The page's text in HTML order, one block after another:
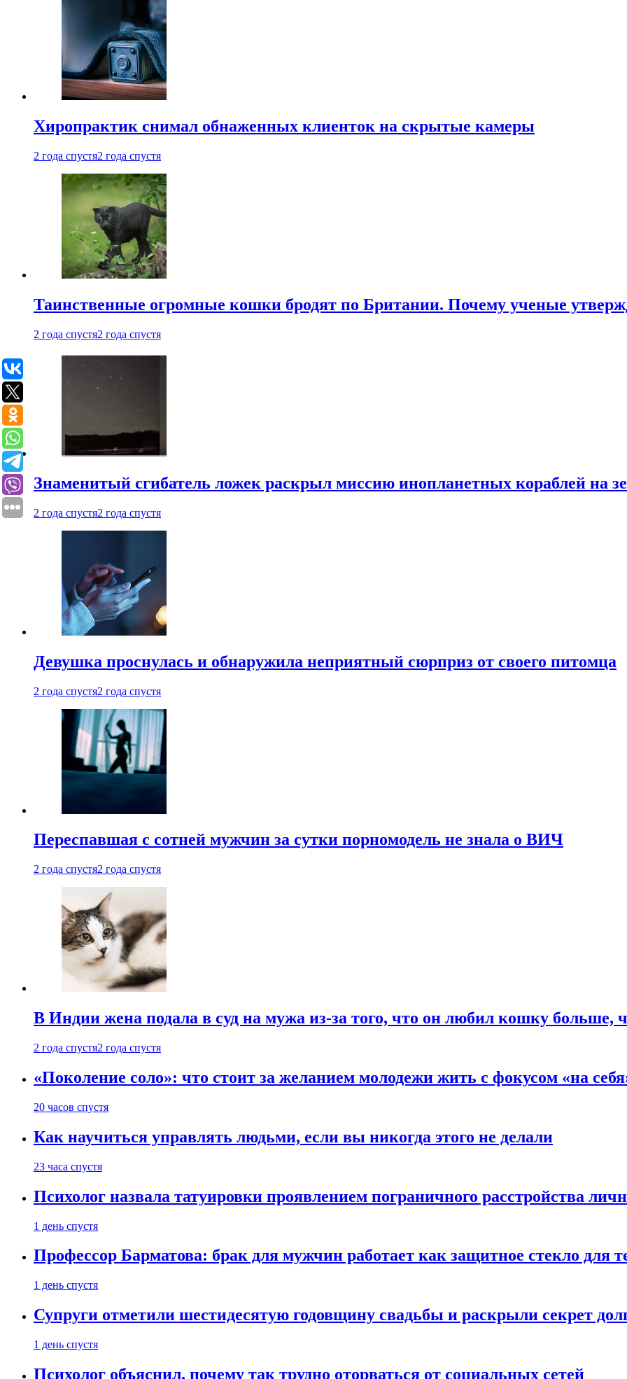
Хиропрактик снимал обнаженных клиенток на скрытые камеры
2 года спустя2 года спустя
Таинственные огромные кошки бродят по Британии. Почему ученые
2 года спустя2 года спустя
Знаменитый сгибатель ложек раскрыл миссию инопланетных кораблей на
2 года спустя2 года спустя
Девушка проснулась и обнаружила неприятный сюрприз от своего питомца
2 года спустя2 года спустя
Переспавшая с сотней мужчин за сутки порномодель не знала о ВИЧ
2 года спустя2 года спустя
В Индии жена подала в суд на мужа из-за того, что он любил кошку больше,
2 года спустя2 года спустя
«Поколение соло»: что стоит за желанием молодежи жить с фокусом «на
20 часов спустя
Как научиться управлять людьми, если вы никогда этого не делали
23 часа спустя
Психолог назвала татуировки проявлением пограничного расстройства
1 день спустя
Профессор Барматова: брак для мужчин работает как защитное стекло для
1 день спустя
Супруги отметили шестидесятую годовщину свадьбы и раскрыли секрет
1 день спустя
Психолог объяснил, почему так трудно оторваться от социальных сетей